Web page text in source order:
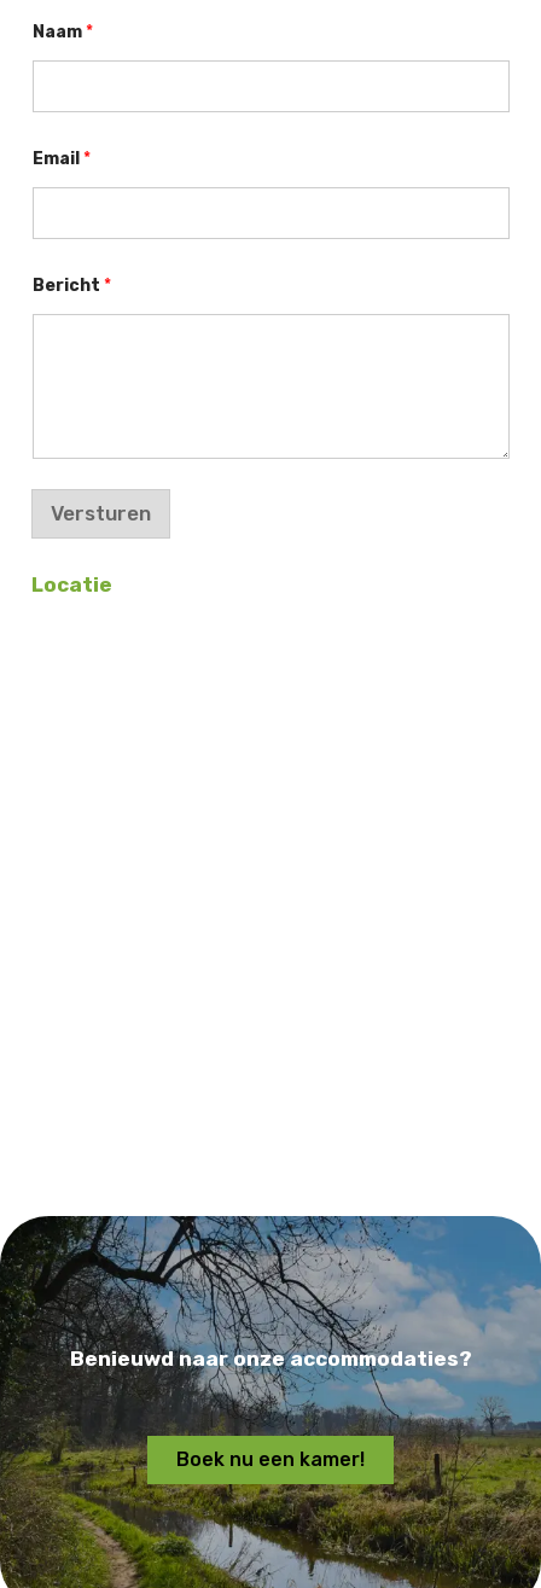
Naam*
Email *
Bericht *
Versturen
Locatie
Benieuwd naar onze accommodaties?
Boek nu een kamer!